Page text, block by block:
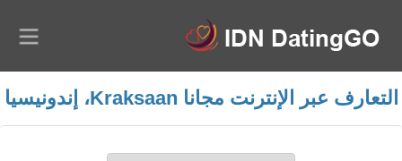
التعارف عبر الإنترنت مجانا Kraksaan، إندونيسيا